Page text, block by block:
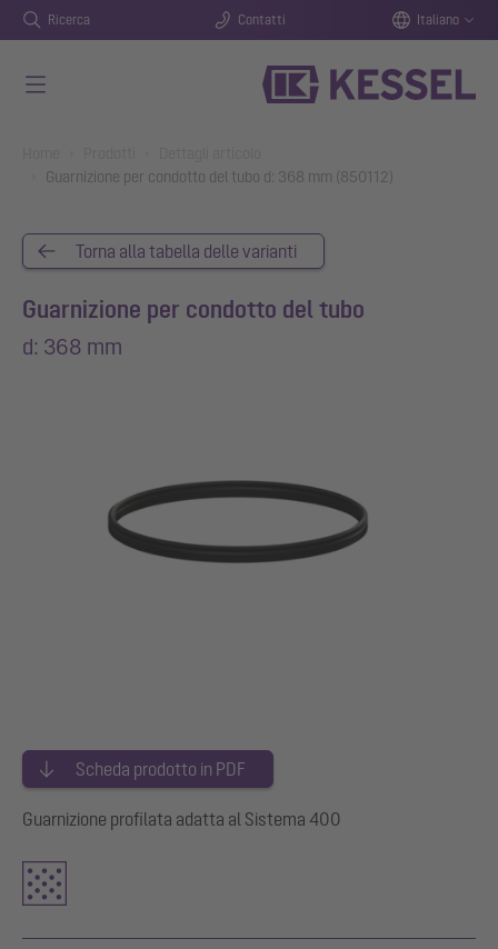
Ricerca Contatti Italiano
Guarnizione per condotto del tubo d: 368 mm (850112)
Torna alla tabella delle varianti
Guarnizione per condotto del tubo
d: 368 mm
Scheda prodotto in PDF
Guarnizione profilata adatta al Sistema 400